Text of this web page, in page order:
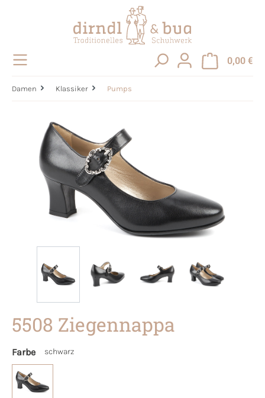
0,00 €
Damen Klassiker Pumps
Bildergalerie überspringen
5508 Ziegennappa
Farbe schwarz